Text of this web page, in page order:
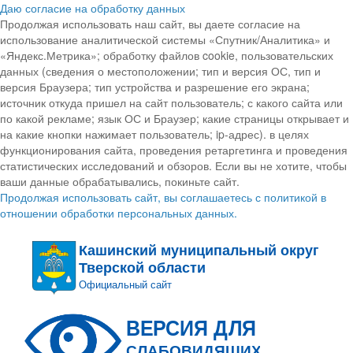
Даю согласие на обработку данных
Продолжая использовать наш сайт, вы даете согласие на
использование аналитической системы «Спутник/Аналитика» и
«Яндекс.Метрика»; обработку файлов cookie, пользовательских
данных (сведения о местоположении; тип и версия ОС, тип и
версия Браузера; тип устройства и разрешение его экрана;
источник откуда пришел на сайт пользователь; с какого сайта или
по какой рекламе; язык ОС и Браузер; какие страницы открывает и
на какие кнопки нажимает пользователь; ip-адрес). в целях
функционирования сайта, проведения ретаргетинга и проведения
статистических исследований и обзоров. Если вы не хотите, чтобы
ваши данные обрабатывались, покиньте сайт.
Продолжая использовать сайт, вы соглашаетесь с политикой в
отношении обработки персональных данных.